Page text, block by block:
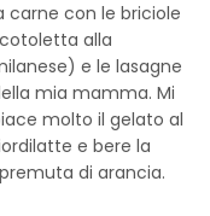
carne con le briciole
alla
e le lasagne
mia mamma. Mi
molto il gelato al
e bere la
di arancia.